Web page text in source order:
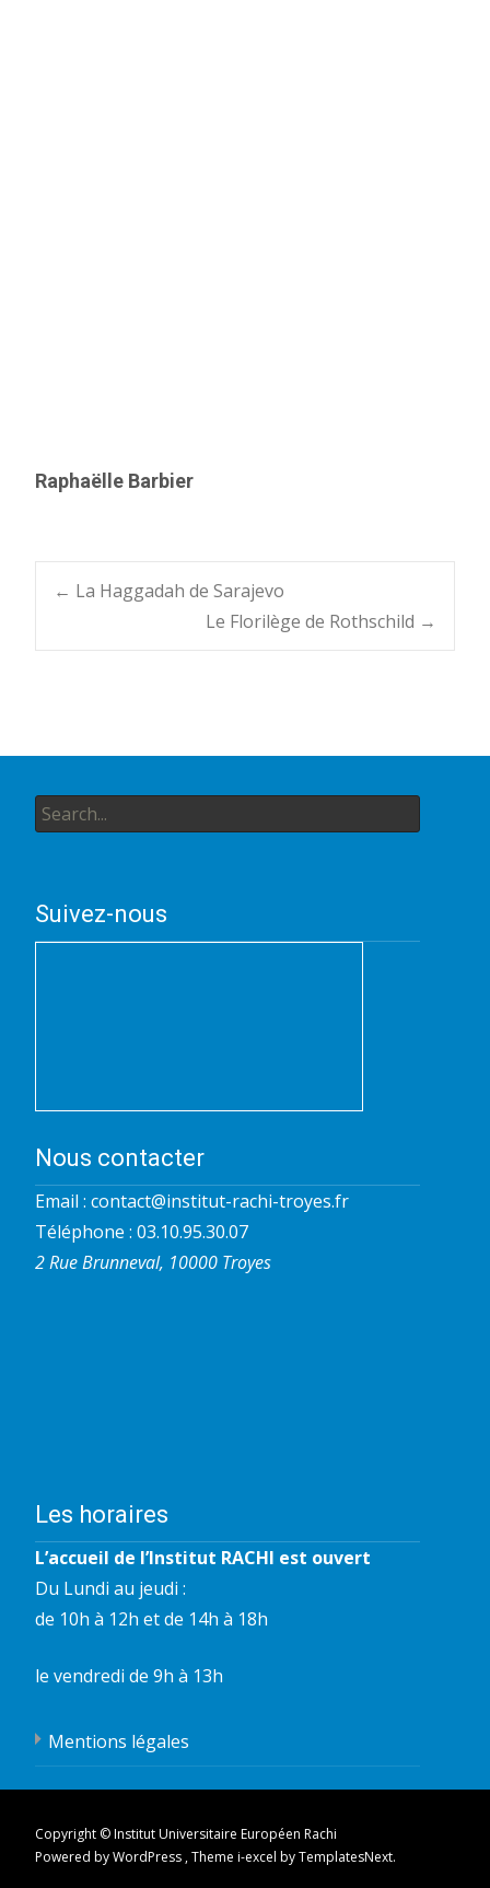
Raphaëlle Barbier
Post
← La Haggadah de Sarajevo
Le Florilège de Rothschild →
Search
for:
Suivez-nous
Nous contacter
Email : contact@institut-rachi-troyes.fr
Téléphone : 03.10.95.30.07
2 Rue Brunneval, 10000 Troyes
Les horaires
L’accueil de l’Institut RACHI est ouvert
Du Lundi au jeudi :
de 10h à 12h et de 14h à 18h
le vendredi de 9h à 13h
Mentions légales
Copyright © Institut Universitaire Européen Rachi
Powered by WordPress , Theme i-excel by TemplatesNext.